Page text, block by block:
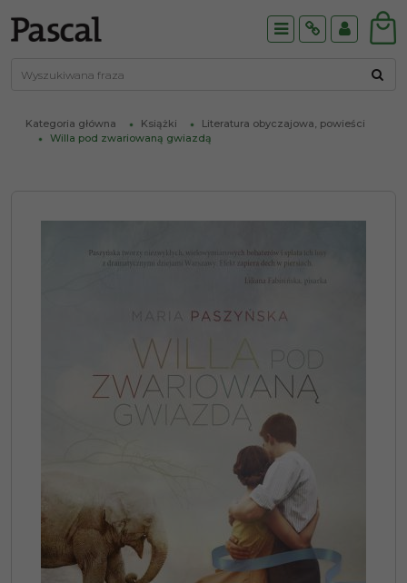
MenuInfoPanel
Kategoria główna Książki
Literatura obyczajowa, powieści
Willa pod zwariowaną gwiazdą